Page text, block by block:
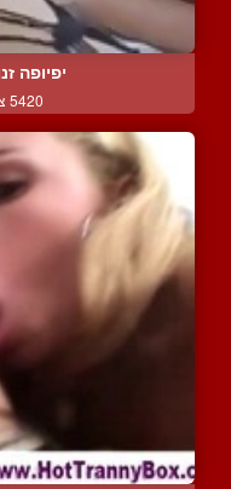
יפיופה
5420 צפיות